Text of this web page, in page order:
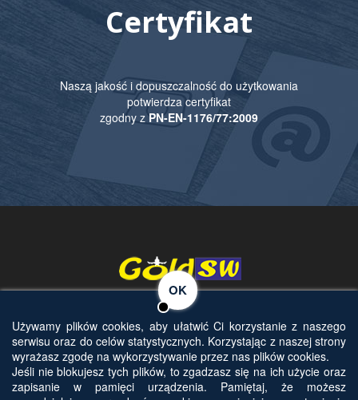
Certyfikat
Naszą jakość i dopuszczalność do użytkowania
potwierdza certyfikat
zgodny zPN-EN-1176/77:2009
© Copyright 2015. StreetWorkout.com.pl | Wszelkie prawa zastrzeżone
Używamy cookies i podobnych technologii m.in. w celach statystycznych. Korzystanie z
witryny bez zmiany ustawień Twojej przeglądarki oznacza, że będą one umieszczane w
Używamy plików cookies, aby ułatwić Ci korzystanie z naszego
serwisu oraz do celów statystycznych. Korzystając z naszej strony
wyrażasz zgodę na wykorzystywanie przez nas plików cookies.
Jeśli nie blokujesz tych plików, to zgadzasz się na ich użycie oraz
zapisanie w pamięci urządzenia. Pamiętaj, że możesz
OK